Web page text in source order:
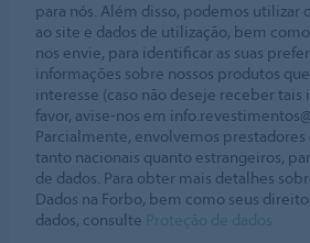
para nós. Além disso, podemos utilizar
ao site e dados de utilização, bem
nos envie, para identificar as suas
informações sobre nossos produtos
interesse (caso não deseje receber
favor, avise-nos em
Parcialmente, envolvemos prestadores
tanto nacionais quanto estrangeiros,
de dados. Para obter mais detalhes
Dados na Forbo, bem como seus
dados, consulte